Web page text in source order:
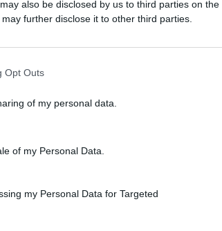
also be disclosed by us to third parties on the
further disclose it to other third parties.
Opt Outs
of my personal data.
of my Personal Data.
my Personal Data for Targeted
Idolo